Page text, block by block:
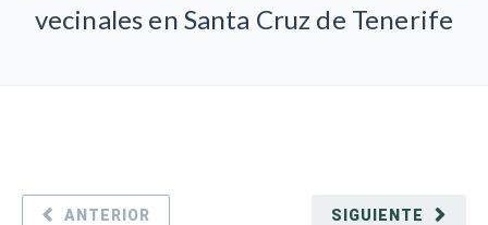
vecinales en Santa Cruz de Tenerife
SIGUIENTE
ANTERIOR